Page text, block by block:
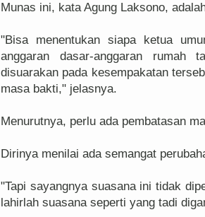
Munas ini, kata Agung Laksono,
"Bisa menentukan siapa ketua
anggaran dasar-anggaran rumah
disuarakan pada kesempakatan
masa bakti," jelasnya.
Menurutnya, perlu ada pembatasan
Dirinya menilai ada semangat
"Tapi sayangnya suasana ini tidak
lahirlah suasana seperti yang tadi